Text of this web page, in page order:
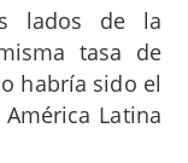
lados de la
tasa de
habría sido el
Latina